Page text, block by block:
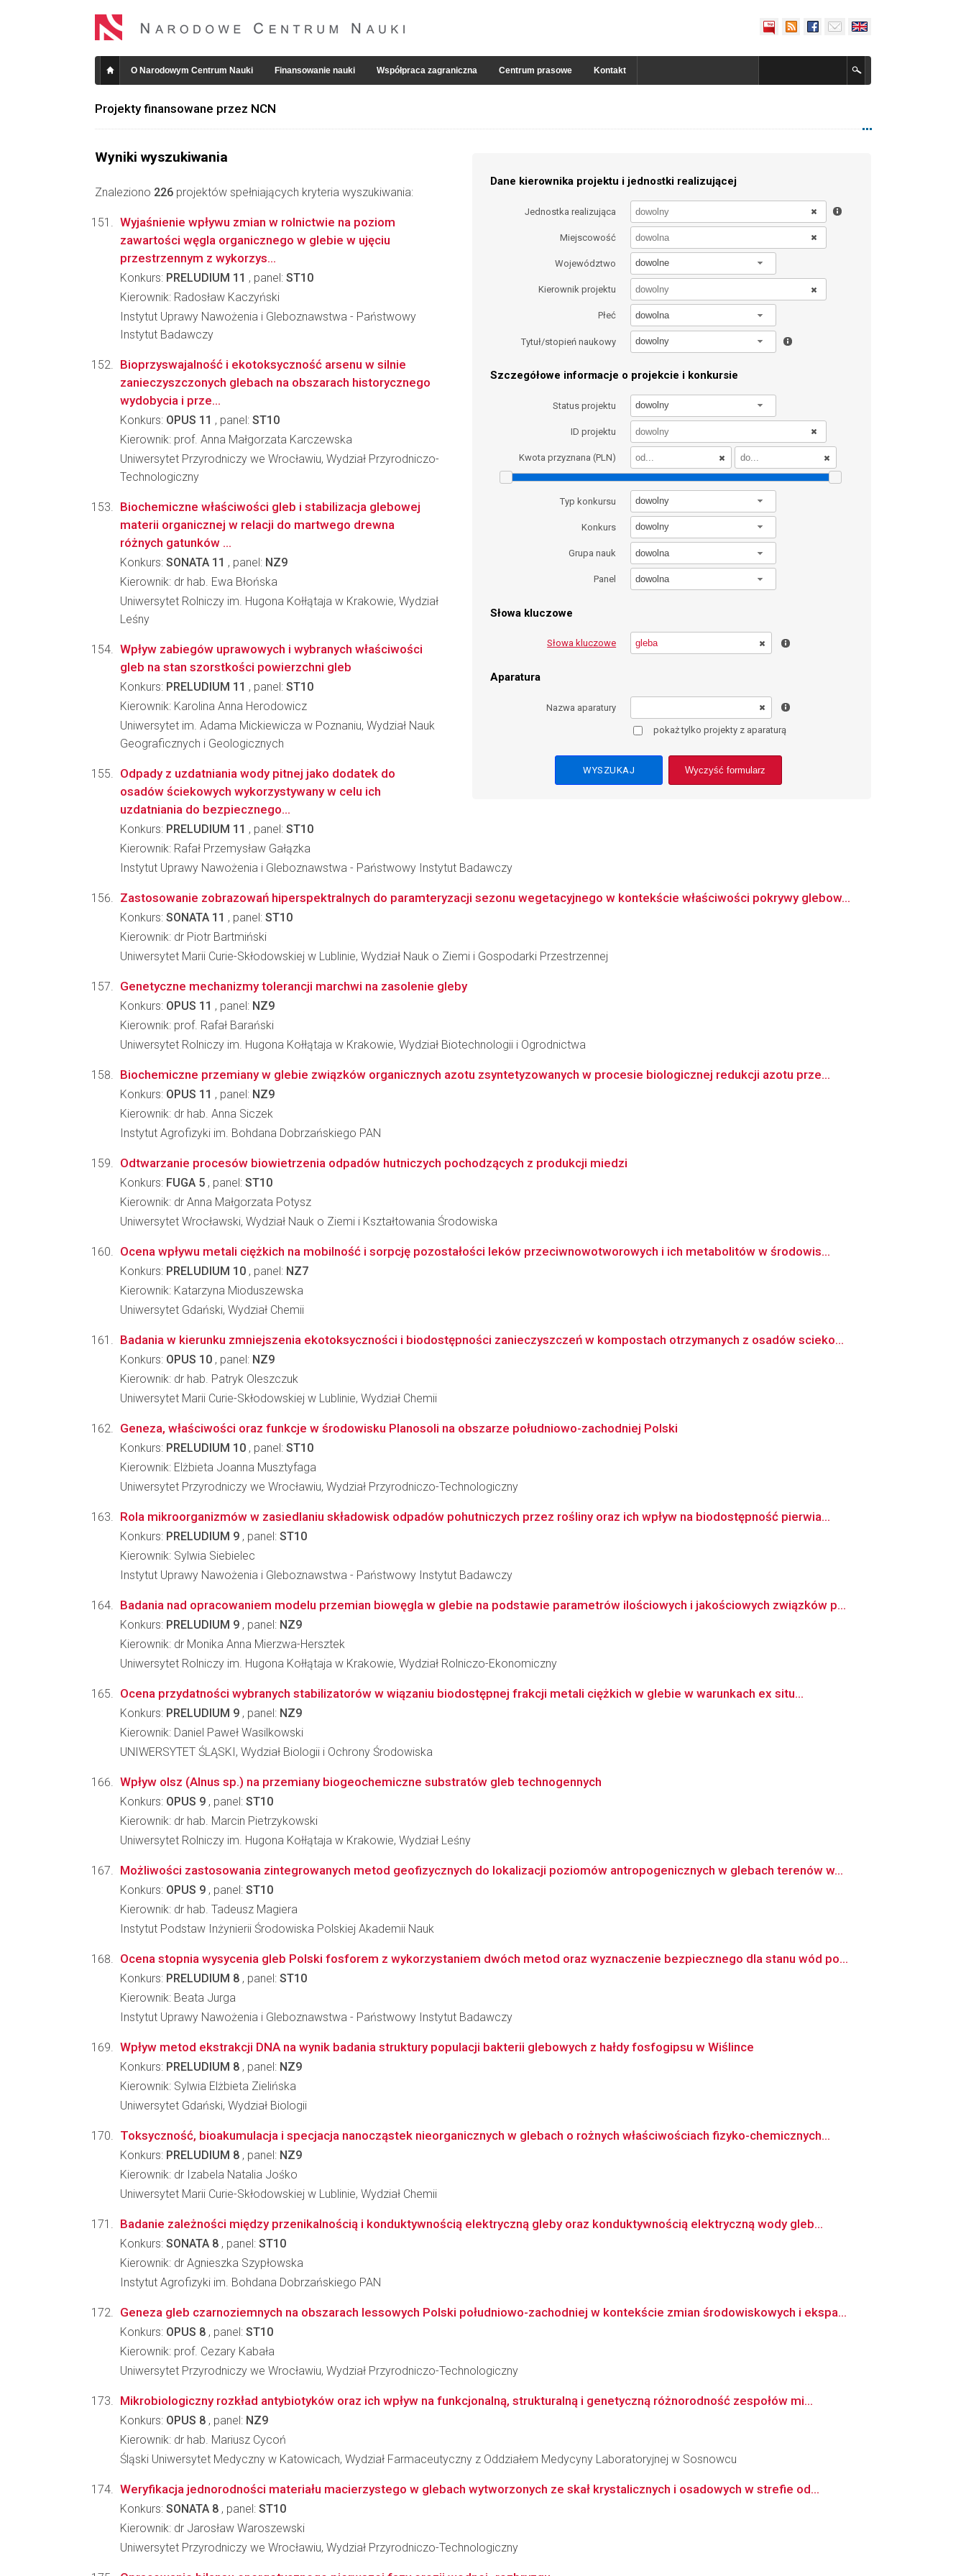
O Narodowym Centrum Nauki Finansowanie nauki Współpraca zagraniczna Centrum prasowe Kontakt
Projekty finansowane przez NCN
Wyniki wyszukiwania
Znaleziono 226 projektów spełniających kryteria wyszukiwania:
Dane kierownika projektu i jednostki realizującej
Jednostka realizująca
Miejscowość
Województwo dowolne
Kierownik projektu
Płeć dowolna
Tytuł/stopień naukowy dowolny
Szczegółowe informacje o projekcie i konkursie
Status projektu dowolny
ID projektu
Kwota przyznana (PLN)
Typ konkursu dowolny
Konkurs dowolny
Grupa nauk dowolna
Panel dowolna
Słowa kluczowe
Słowa kluczowe
Aparatura
Nazwa aparatury
pokaż tylko projekty z aparaturą
Wyczyść formularz
Wyjaśnienie wpływu zmian w rolnictwie na poziom
zawartości węgla organicznego w glebie w ujęciu
przestrzennym z wykorzys...
Konkurs: PRELUDIUM 11 , panel: ST10
Kierownik: Radosław Kaczyński
Instytut Uprawy Nawożenia i Gleboznawstwa - Państwowy
Instytut Badawczy
Bioprzyswajalność i ekotoksyczność arsenu w silnie
zanieczyszczonych glebach na obszarach historycznego
wydobycia i prze...
Konkurs: OPUS 11 , panel: ST10
Kierownik: prof. Anna Małgorzata Karczewska
Uniwersytet Przyrodniczy we Wrocławiu, Wydział Przyrodniczo-
Technologiczny
Biochemiczne właściwości gleb i stabilizacja glebowej
materii organicznej w relacji do martwego drewna
różnych gatunków ...
Konkurs: SONATA 11 , panel: NZ9
Kierownik: dr hab. Ewa Błońska
Uniwersytet Rolniczy im. Hugona Kołłątaja w Krakowie, Wydział
Leśny
Wpływ zabiegów uprawowych i wybranych właściwości
gleb na stan szorstkości powierzchni gleb
Konkurs: PRELUDIUM 11 , panel: ST10
Kierownik: Karolina Anna Herodowicz
Uniwersytet im. Adama Mickiewicza w Poznaniu, Wydział Nauk
Geograficznych i Geologicznych
Odpady z uzdatniania wody pitnej jako dodatek do
osadów ściekowych wykorzystywany w celu ich
uzdatniania do bezpiecznego...
Konkurs: PRELUDIUM 11 , panel: ST10
Kierownik: Rafał Przemysław Gałązka
Instytut Uprawy Nawożenia i Gleboznawstwa - Państwowy Instytut Badawczy
Zastosowanie zobrazowań hiperspektralnych do paramteryzacji sezonu wegetacyjnego w kontekście właściwości pokrywy glebow...
Konkurs: SONATA 11 , panel: ST10
Kierownik: dr Piotr Bartmiński
Uniwersytet Marii Curie-Skłodowskiej w Lublinie, Wydział Nauk o Ziemi i Gospodarki Przestrzennej
Genetyczne mechanizmy tolerancji marchwi na zasolenie gleby
Konkurs: OPUS 11 , panel: NZ9
Kierownik: prof. Rafał Barański
Uniwersytet Rolniczy im. Hugona Kołłątaja w Krakowie, Wydział Biotechnologii i Ogrodnictwa
Biochemiczne przemiany w glebie związków organicznych azotu zsyntetyzowanych w procesie biologicznej redukcji azotu prze...
Konkurs: OPUS 11 , panel: NZ9
Kierownik: dr hab. Anna Siczek
Instytut Agrofizyki im. Bohdana Dobrzańskiego PAN
Odtwarzanie procesów biowietrzenia odpadów hutniczych pochodzących z produkcji miedzi
Konkurs: FUGA 5 , panel: ST10
Kierownik: dr Anna Małgorzata Potysz
Uniwersytet Wrocławski, Wydział Nauk o Ziemi i Kształtowania Środowiska
Ocena wpływu metali ciężkich na mobilność i sorpcję pozostałości leków przeciwnowotworowych i ich metabolitów w środowis...
Konkurs: PRELUDIUM 10 , panel: NZ7
Kierownik: Katarzyna Mioduszewska
Uniwersytet Gdański, Wydział Chemii
Badania w kierunku zmniejszenia ekotoksyczności i biodostępności zanieczyszczeń w kompostach otrzymanych z osadów scieko...
Konkurs: OPUS 10 , panel: NZ9
Kierownik: dr hab. Patryk Oleszczuk
Uniwersytet Marii Curie-Skłodowskiej w Lublinie, Wydział Chemii
Geneza, właściwości oraz funkcje w środowisku Planosoli na obszarze południowo-zachodniej Polski
Konkurs: PRELUDIUM 10 , panel: ST10
Kierownik: Elżbieta Joanna Musztyfaga
Uniwersytet Przyrodniczy we Wrocławiu, Wydział Przyrodniczo-Technologiczny
Rola mikroorganizmów w zasiedlaniu składowisk odpadów pohutniczych przez rośliny oraz ich wpływ na biodostępność pierwia...
Konkurs: PRELUDIUM 9 , panel: ST10
Kierownik: Sylwia Siebielec
Instytut Uprawy Nawożenia i Gleboznawstwa - Państwowy Instytut Badawczy
Badania nad opracowaniem modelu przemian biowęgla w glebie na podstawie parametrów ilościowych i jakościowych związków p...
Konkurs: PRELUDIUM 9 , panel: NZ9
Kierownik: dr Monika Anna Mierzwa-Hersztek
Uniwersytet Rolniczy im. Hugona Kołłątaja w Krakowie, Wydział Rolniczo-Ekonomiczny
Ocena przydatności wybranych stabilizatorów w wiązaniu biodostępnej frakcji metali ciężkich w glebie w warunkach ex situ...
Konkurs: PRELUDIUM 9 , panel: NZ9
Kierownik: Daniel Paweł Wasilkowski
UNIWERSYTET ŚLĄSKI, Wydział Biologii i Ochrony Środowiska
Wpływ olsz (Alnus sp.) na przemiany biogeochemiczne substratów gleb technogennych
Konkurs: OPUS 9 , panel: ST10
Kierownik: dr hab. Marcin Pietrzykowski
Uniwersytet Rolniczy im. Hugona Kołłątaja w Krakowie, Wydział Leśny
Możliwości zastosowania zintegrowanych metod geofizycznych do lokalizacji poziomów antropogenicznych w glebach terenów w...
Konkurs: OPUS 9 , panel: ST10
Kierownik: dr hab. Tadeusz Magiera
Instytut Podstaw Inżynierii Środowiska Polskiej Akademii Nauk
Ocena stopnia wysycenia gleb Polski fosforem z wykorzystaniem dwóch metod oraz wyznaczenie bezpiecznego dla stanu wód po...
Konkurs: PRELUDIUM 8 , panel: ST10
Kierownik: Beata Jurga
Instytut Uprawy Nawożenia i Gleboznawstwa - Państwowy Instytut Badawczy
Wpływ metod ekstrakcji DNA na wynik badania struktury populacji bakterii glebowych z hałdy fosfogipsu w Wiślince
Konkurs: PRELUDIUM 8 , panel: NZ9
Kierownik: Sylwia Elżbieta Zielińska
Uniwersytet Gdański, Wydział Biologii
Toksyczność, bioakumulacja i specjacja nanocząstek nieorganicznych w glebach o rożnych właściwościach fizyko-chemicznych...
Konkurs: PRELUDIUM 8 , panel: NZ9
Kierownik: dr Izabela Natalia Jośko
Uniwersytet Marii Curie-Skłodowskiej w Lublinie, Wydział Chemii
Badanie zależności między przenikalnością i konduktywnością elektryczną gleby oraz konduktywnością elektryczną wody gleb...
Konkurs: SONATA 8 , panel: ST10
Kierownik: dr Agnieszka Szypłowska
Instytut Agrofizyki im. Bohdana Dobrzańskiego PAN
Geneza gleb czarnoziemnych na obszarach lessowych Polski południowo-zachodniej w kontekście zmian środowiskowych i ekspa...
Konkurs: OPUS 8 , panel: ST10
Kierownik: prof. Cezary Kabała
Uniwersytet Przyrodniczy we Wrocławiu, Wydział Przyrodniczo-Technologiczny
Mikrobiologiczny rozkład antybiotyków oraz ich wpływ na funkcjonalną, strukturalną i genetyczną różnorodność zespołów mi...
Konkurs: OPUS 8 , panel: NZ9
Kierownik: dr hab. Mariusz Cycoń
Śląski Uniwersytet Medyczny w Katowicach, Wydział Farmaceutyczny z Oddziałem Medycyny Laboratoryjnej w Sosnowcu
Weryfikacja jednorodności materiału macierzystego w glebach wytworzonych ze skał krystalicznych i osadowych w strefie od...
Konkurs: SONATA 8 , panel: ST10
Kierownik: dr Jarosław Waroszewski
Uniwersytet Przyrodniczy we Wrocławiu, Wydział Przyrodniczo-Technologiczny